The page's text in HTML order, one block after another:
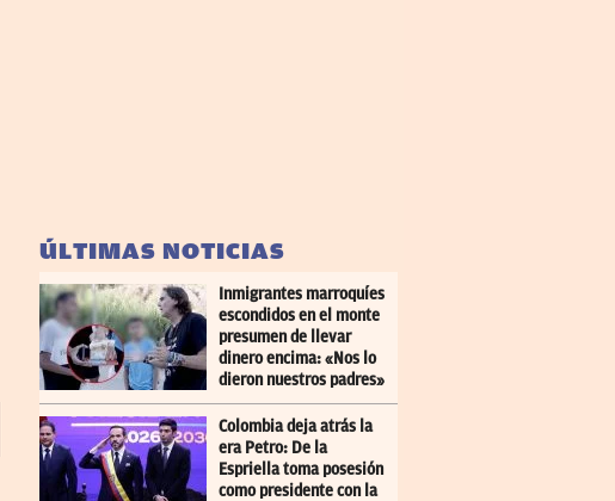
ÚLTIMAS NOTICIAS
Inmigrantes marroquíes
escondidos en el monte
presumen de llevar
dinero encima: «Nos lo
dieron nuestros padres»
Colombia deja atrás la
era Petro: De la
Espriella toma posesión
como presidente con la